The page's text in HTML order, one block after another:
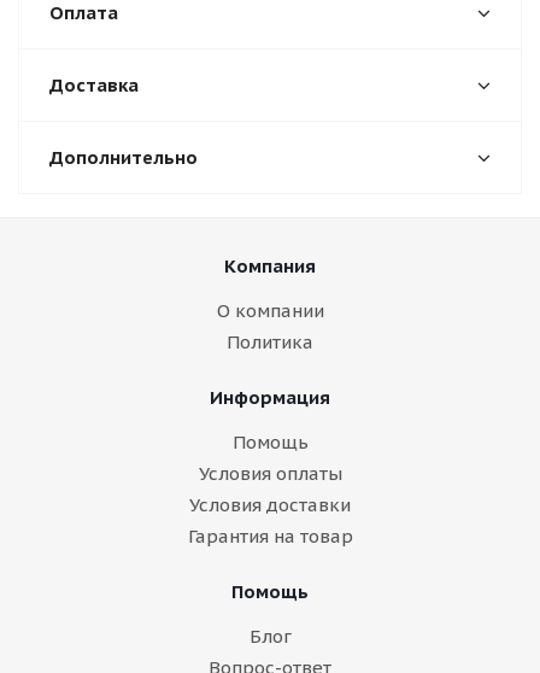
Оплата
Доставка
Дополнительно
Компания
О компании
Политика
Информация
Помощь
Условия оплаты
Условия доставки
Гарантия на товар
Помощь
Блог
Вопрос-ответ